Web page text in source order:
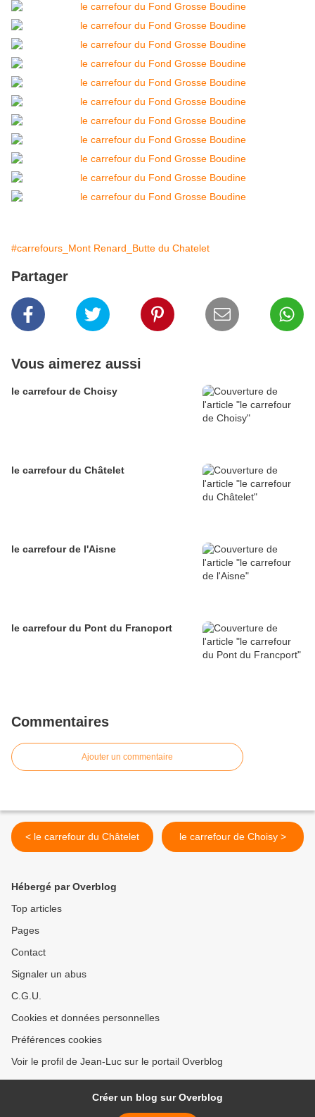
#carrefours_Mont Renard_Butte du Chatelet
Partager
Vous aimerez aussi
le carrefour de Choisy
le carrefour du Châtelet
le carrefour de l'Aisne
le carrefour du Pont du Francport
Commentaires
Ajouter un commentaire
< le carrefour du Châtelet le carrefour de Choisy >
Hébergé par Overblog
Top articles
Pages
Contact
Signaler un abus
C.G.U.
Cookies et données personnelles
Préférences cookies
Voir le profil de Jean-Luc sur le portail Overblog
Créer un blog sur Overblog